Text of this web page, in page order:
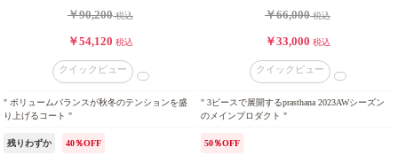
￥90,200税込
￥54,120 税込
クイックビュー
" ボリュームバランスが秋冬のテンションを盛
り上げるコート "
残りわずか 40％OFF
￥66,000税込
￥33,000 税込
クイックビュー
" 3ピースで展開するprasthana 2023AWシーズン
のメインプロダクト "
50％OFF